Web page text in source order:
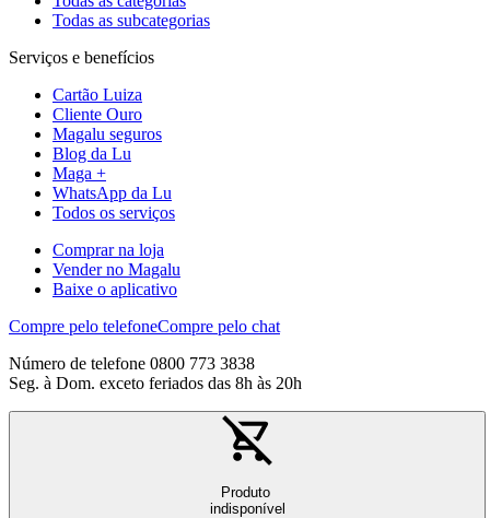
Todas as subcategorias
Serviços e benefícios
Cartão Luiza
Cliente Ouro
Magalu seguros
Blog da Lu
Maga +
WhatsApp da Lu
Todos os serviços
Comprar na loja
Vender no Magalu
Baixe o aplicativo
Compre pelo telefoneCompre pelo chat
Número de telefone 0800 773 3838
Seg. à Dom. exceto feriados das 8h às 20h
Produto
indisponível